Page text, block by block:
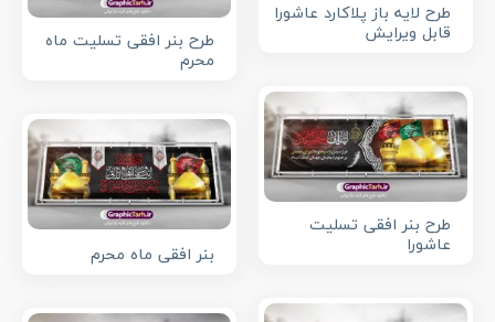
طرح لایه باز پلاکارد عاشورا
قابل ویرایش
طرح بنر افقی تسلیت ماه
محرم
طرح بنر افقی تسلیت
عاشورا
بنر افقی ماه محرم